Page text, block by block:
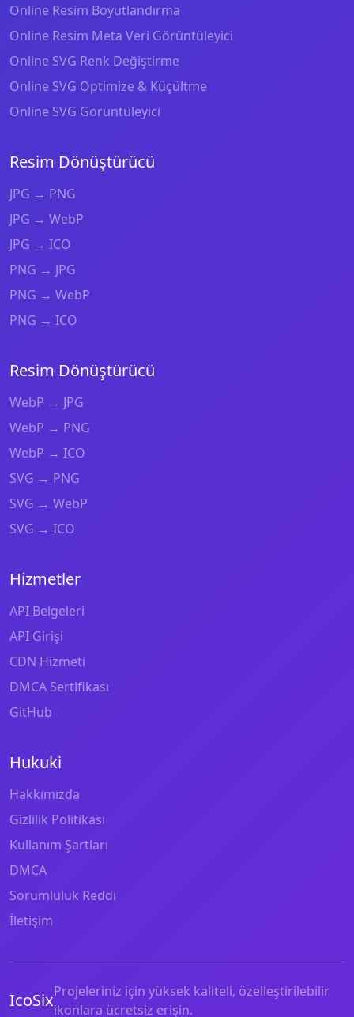
Online Resim Boyutlandırma
Online Resim Meta Veri Görüntüleyici
Online SVG Renk Değiştirme
Online SVG Optimize & Küçültme
Online SVG Görüntüleyici
Resim Dönüştürücü
JPG → PNG
JPG → WebP
JPG → ICO
PNG → JPG
PNG → WebP
PNG → ICO
Resim Dönüştürücü
WebP → JPG
WebP → PNG
WebP → ICO
SVG → PNG
SVG → WebP
SVG → ICO
Hizmetler
API Belgeleri
API Girişi
CDN Hizmeti
DMCA Sertifikası
GitHub
Hukuki
Hakkımızda
Gizlilik Politikası
Kullanım Şartları
DMCA
Sorumluluk Reddi
İletişim
IcoSixProjeleriniz için yüksek kaliteli, özelleştirilebilir
ikonlara ücretsiz erişin.